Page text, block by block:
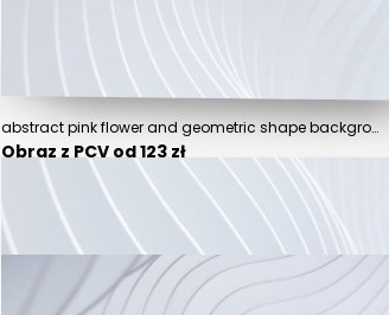
abstract pink flower and geometric shape background, modern minimalist mockup for podium display or showcase.
Obraz z PCV od 123 zł